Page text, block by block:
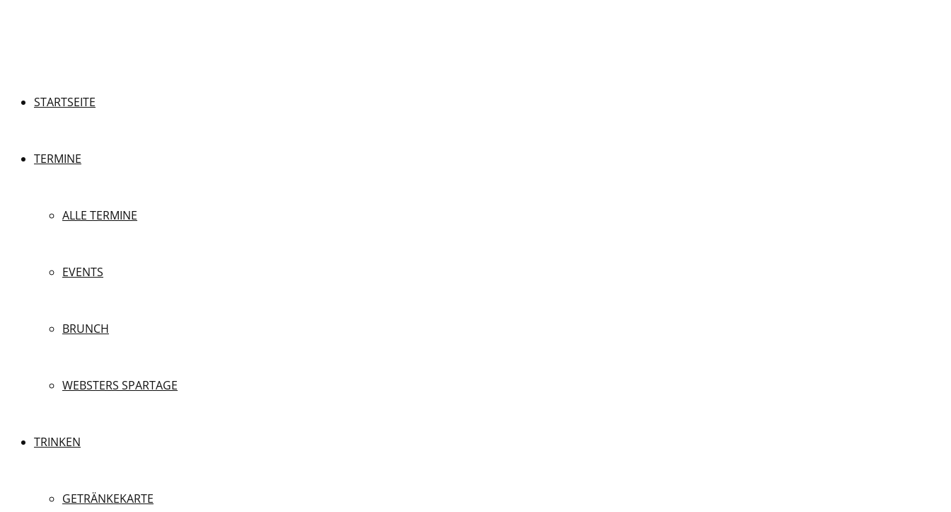
STARTSEITE
TERMINE
ALLE TERMINE
EVENTS
BRUNCH
WEBSTERS SPARTAGE
TRINKEN
GETRÄNKEKARTE